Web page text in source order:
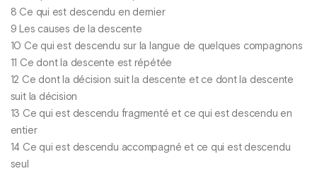
8 Ce qui est descendu en dernier
9 Les causes de la descente
10 Ce qui est descendu sur la langue de quelques compagnons
11 Ce dont la descente est répétée
12 Ce dont la décision suit la descente et ce dont la descente
suit la décision
13 Ce qui est descendu fragmenté et ce qui est descendu en
entier
14 Ce qui est descendu accompagné et ce qui est descendu
seul